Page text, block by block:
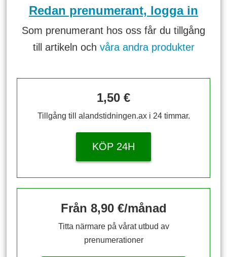
Redan prenumerant, logga in
Som prenumerant hos oss får du tillgång
till artikeln och våra andra produkter
1,50 €
Tillgång till alandstidningen.ax i 24 timmar.
KÖP 24H
Från 8,90 €/månad
Titta närmare på vårat utbud av
prenumerationer